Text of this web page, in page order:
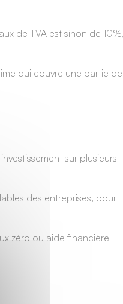
de TVA est sinon de
qui couvre une partie de
sur plusieurs
des entreprises, pour
zéro ou aide financière